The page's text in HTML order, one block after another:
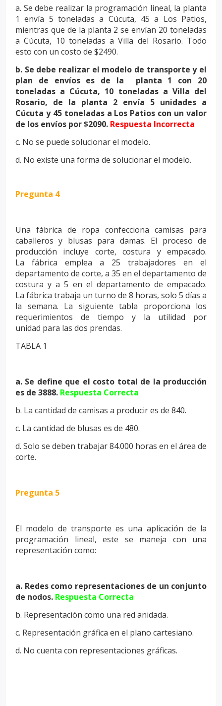
a. Se debe realizar la programación lineal, la planta
1 envía 5 toneladas a Cúcuta, 45 a Los Patios,
mientras que de la planta 2 se envían 20 toneladas
a Cúcuta, 10 toneladas a Villa del Rosario. Todo
esto con un costo de $2490.
b. Se debe realizar el modelo de transporte y el
plan de envíos es de la planta 1 con 20
toneladas a Cúcuta, 10 toneladas a Villa del
Rosario, de la planta 2 envía 5 unidades a
Cúcuta y 45 toneladas a Los Patios con un valor
de los envíos por $2090. Respuesta Incorrecta
c. No se puede solucionar el modelo.
d. No existe una forma de solucionar el modelo.
Pregunta 4
Una fábrica de ropa confecciona camisas para
caballeros y blusas para damas. El proceso de
producción incluye corte, costura y empacado.
La fábrica emplea a 25 trabajadores en el
departamento de corte, a 35 en el departamento de
costura y a 5 en el departamento de empacado.
La fábrica trabaja un turno de 8 horas, solo 5 días a
la semana. La siguiente tabla proporciona los
requerimientos de tiempo y la utilidad por
unidad para las dos prendas.
TABLA 1
a. Se define que el costo total de la producción
es de 3888. Respuesta Correcta
b. La cantidad de camisas a producir es de 840.
c. La cantidad de blusas es de 480.
d. Solo se deben trabajar 84.000 horas en el área de
corte.
Pregunta 5
El modelo de transporte es una aplicación de la
programación lineal, este se maneja con una
representación como:
a. Redes como representaciones de un conjunto
de nodos. Respuesta Correcta
b. Representación como una red anidada.
c. Representación gráfica en el plano cartesiano.
d. No cuenta con representaciones gráficas.